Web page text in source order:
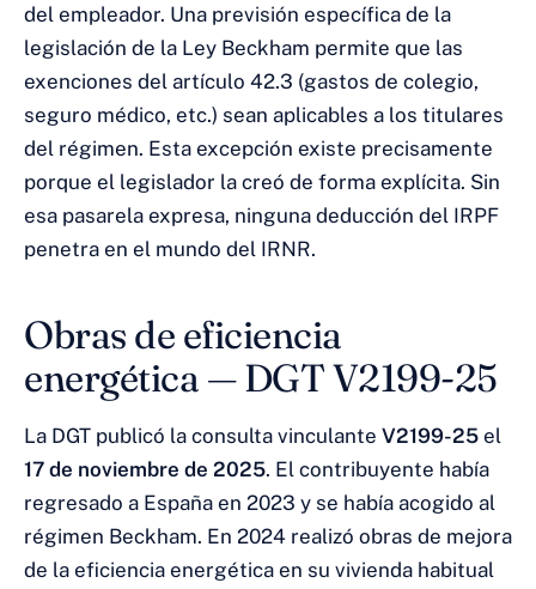
del empleador. Una previsión específica de la
legislación de la Ley Beckham permite que las
exenciones del artículo 42.3 (gastos de colegio,
seguro médico, etc.) sean aplicables a los titulares
del régimen. Esta excepción existe precisamente
porque el legislador la creó de forma explícita. Sin
esa pasarela expresa, ninguna deducción del IRPF
penetra en el mundo del IRNR.
Obras de eficiencia
energética — DGT V2199-25
La DGT publicó la consulta vinculante V2199-25 el
17 de noviembre de 2025. El contribuyente había
regresado a España en 2023 y se había acogido al
régimen Beckham. En 2024 realizó obras de mejora
de la eficiencia energética en su vivienda habitual